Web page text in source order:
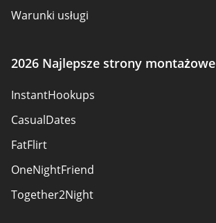
Warunki usługi
Potwierdzające ujawnienie
2026 Najlepsze strony montażowe
InstantHookups
CasualDates
FatFlirt
OneNightFriend
Together2Night